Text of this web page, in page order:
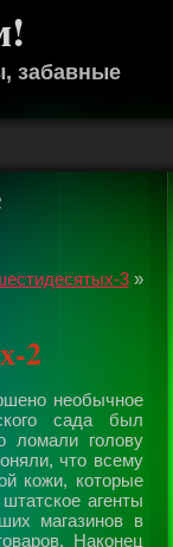
забавные
3»
2
необычное
сада был
ломали голову
что всему
кожи, котоpые
агенты
магазинов в
Наконец